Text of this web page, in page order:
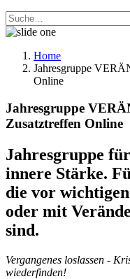
Home
Jahresgruppe
Online
Jahresgruppe
Zusatztreffen Online
Jahresgruppe
innere Stärke.
die vor
oder mit
sind.
Vergangenes loslassen -
wiederfinden!